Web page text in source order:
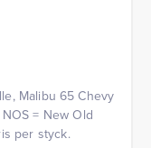
Malibu 65 Chevy
= New Old
per styck.